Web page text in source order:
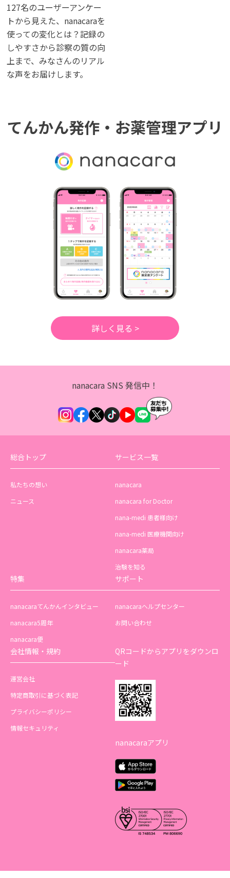
127名のユーザーアンケー
トから見えた、nanacaraを
使っての変化とは？記録の
しやすさから診察の質の向
上まで、みなさんのリアル
な声をお届けします。
てんかん発作・お薬管理アプリ
詳しく見る >
nanacara SNS 発信中！
総合トップ
私たちの想い
ニュース
サービス一覧
nanacara
nanacara for Doctor
nana-medi 患者様向け
nana-medi 医療機関向け
nanacara薬局
治験を知る
特集
nanacaraてんかんインタビュー
nanacara5周年
nanacara便
サポート
nanacaraヘルプセンター
お問い合わせ
会社情報・規約
運営会社
特定商取引に基づく表記
プライバシーポリシー
情報セキュリティ
QRコードからアプリをダウンロ
ード
nanacaraアプリ